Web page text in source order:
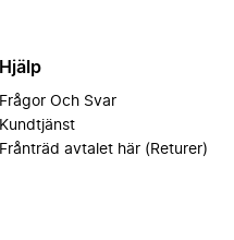
Hjälp
Frågor Och Svar
Kundtjänst
Frånträd avtalet här (Returer)